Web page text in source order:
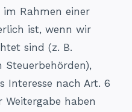
im Rahmen einer
ist, wenn wir
sind (z. B.
Steuerbehörden),
Interesse nach Art. 6
Weitergabe haben